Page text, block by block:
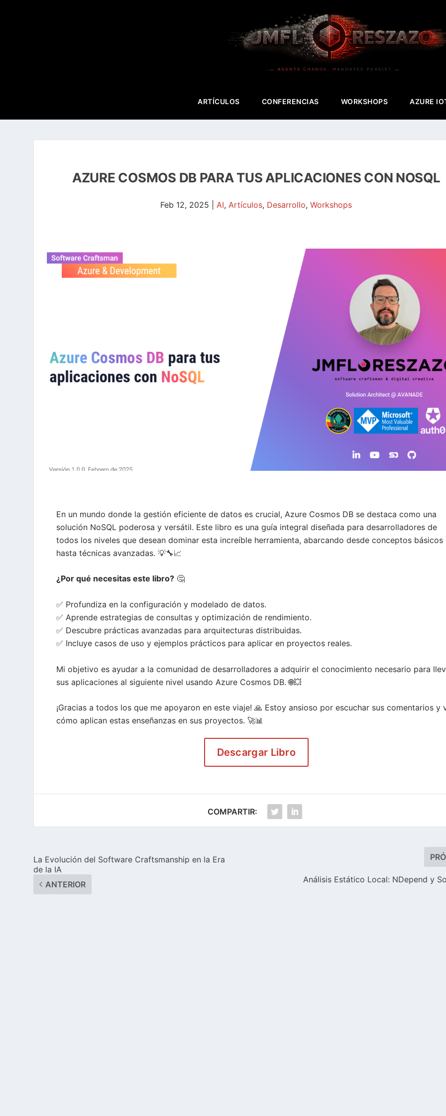
ARTÍCULOS CONFERENCIAS WORKSHOPS AZURE
AZURE COSMOS DB PARA TUS APLICACIONES CON NOSQL
Feb 12, 2025 AI, Artículos, Desarrollo,Workshops
En un mundo donde la gestión eficiente de datos es crucial, Azure Cosmos DB se destaca como una
solución NoSQL poderosa y versátil. Este libro es una guía integral diseñada para desarrolladores de
todos los niveles que desean dominar esta increíble herramienta, abarcando desde conceptos básicos
hasta técnicas avanzadas. 💡🔧📈
¿Por qué necesitas este libro? 🤔
✅ Profundiza en la configuración y modelado de datos.
✅ Aprende estrategias de consultas y optimización de rendimiento.
✅ Descubre prácticas avanzadas para arquitecturas distribuidas.
✅ Incluye casos de uso y ejemplos prácticos para aplicar en proyectos reales.
Mi objetivo es ayudar a la comunidad de desarrolladores a adquirir el conocimiento necesario para
sus aplicaciones al siguiente nivel usando Azure Cosmos DB. 🌐💥
¡Gracias a todos los que me apoyaron en este viaje! 🙏 Estoy ansioso por escuchar sus comentarios y
cómo aplican estas enseñanzas en sus proyectos. 🚀📊
Descargar Libro
COMPARTIR:
La Evolución del Software Craftsmanship en la Era
de la IA
ANTERIOR
Análisis Estático Local: NDepend y